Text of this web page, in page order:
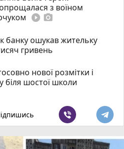
з воїном
play_circle_filled photo_camera
банку ошукав жительку
гривень
нової розмітки і
біля шостої школи